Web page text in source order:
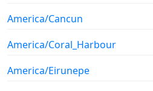
America/Cancun
America/Coral_Harbour
America/Eirunepe